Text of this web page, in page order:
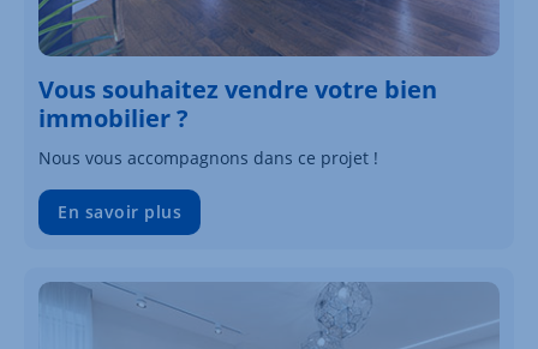
Vous souhaitez vendre votre bien
immobilier ?
Nous vous accompagnons dans ce projet !
En savoir plus